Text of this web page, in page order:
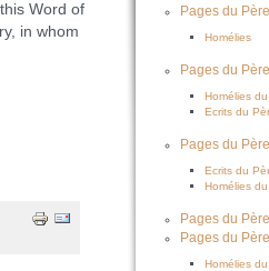
Word of
in whom
Pages du
Homélies
Pages du
Homélies
Ecrits du
Pages du
Ecrits du
Homélies
Pages du
Pages du
Homélies